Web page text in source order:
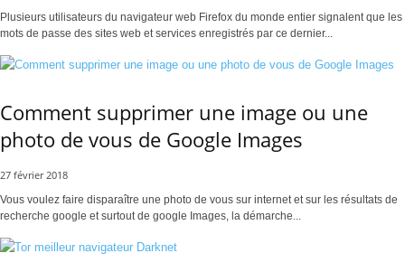
Plusieurs utilisateurs du navigateur web Firefox du monde entier signalent que les
mots de passe des sites web et services enregistrés par ce dernier...
Comment supprimer une image ou une
photo de vous de Google Images
27 février 2018
Vous voulez faire disparaître une photo de vous sur internet et sur les résultats de
recherche google et surtout de google Images, la démarche...